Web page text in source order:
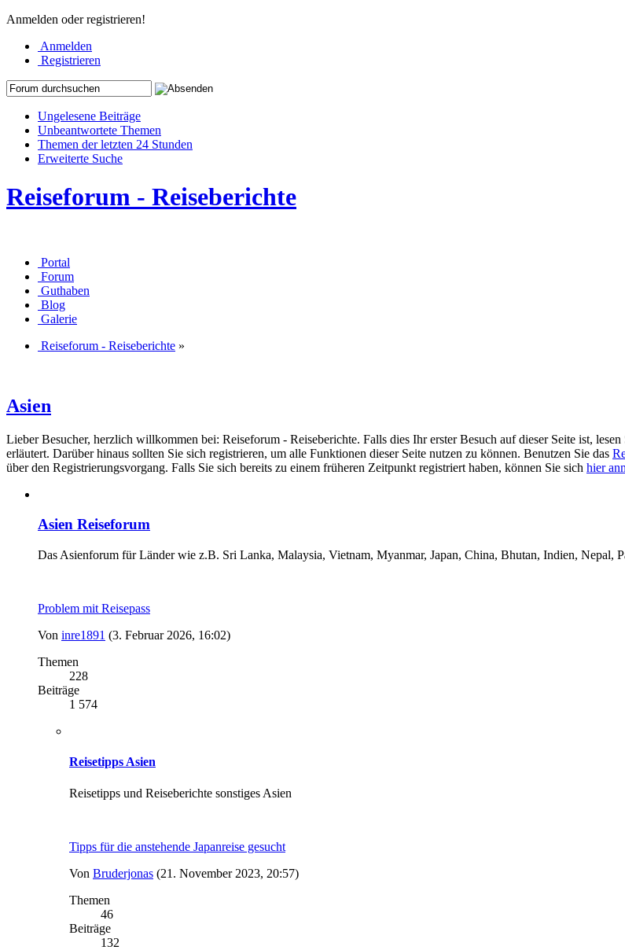
Anmelden oder registrieren!
Anmelden
Registrieren
Ungelesene Beiträge
Unbeantwortete Themen
Themen der letzten 24 Stunden
Erweiterte Suche
Reiseforum - Reiseberichte
Portal
Forum
Guthaben
Blog
Galerie
Reiseforum - Reiseberichte »
Asien
Lieber Besucher, herzlich willkommen bei: Reiseforum - Reiseberichte. Falls dies Ihr erster Besuch auf dieser Seite ist, lesen
erläutert. Darüber hinaus sollten Sie sich registrieren, um alle Funktionen dieser Seite nutzen zu können. Benutzen Sie das
über den Registrierungsvorgang. Falls Sie sich bereits zu einem früheren Zeitpunkt registriert haben, können Sie sich hier
Asien Reiseforum
Das Asienforum für Länder wie z.B. Sri Lanka, Malaysia, Vietnam, Myanmar, Japan, China, Bhutan, Indien, Nepal,
Problem mit Reisepass
Von inre1891 (3. Februar 2026, 16:02)
Themen
228
Beiträge
1 574
Reisetipps Asien
Reisetipps und Reiseberichte sonstiges Asien
Tipps für die anstehende Japanreise gesucht
Von Bruderjonas (21. November 2023, 20:57)
Themen
46
Beiträge
132